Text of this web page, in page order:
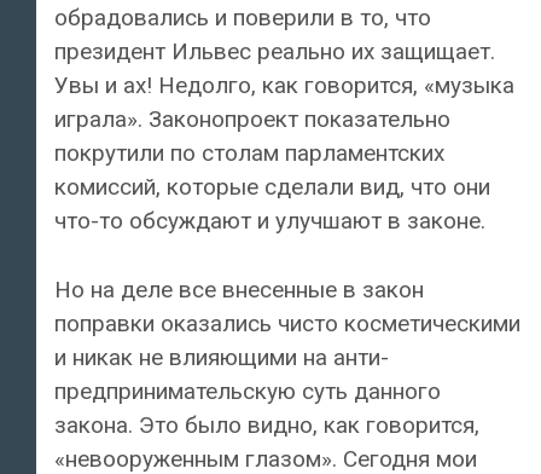
обрадовались и поверили в то, что
президент Ильвес реально их защищает.
Увы и ах! Недолго, как говорится, «музыка
играла». Законопроект показательно
покрутили по столам парламентских
комиссий, которые сделали вид, что они
что-то обсуждают и улучшают в законе.
Но на деле все внесенные в закон
поправки оказались чисто косметическими
и никак не влияющими на анти-
предпринимательскую суть данного
закона. Это было видно, как говорится,
«невооруженным глазом». Сегодня мои